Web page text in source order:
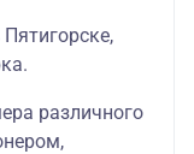
различного